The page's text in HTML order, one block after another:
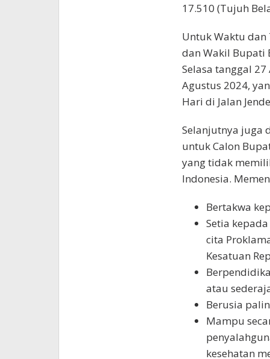
17.510 (Tujuh
Untuk Waktu dan
dan Wakil Bupati
Selasa tanggal
Agustus 2024,
Hari di Jalan
Selanjutnya juga
untuk Calon
yang tidak
Indonesia.
Bertakwa
Setia
cita
Kesatuan
atau
Berusia
Mampu
kesehatan